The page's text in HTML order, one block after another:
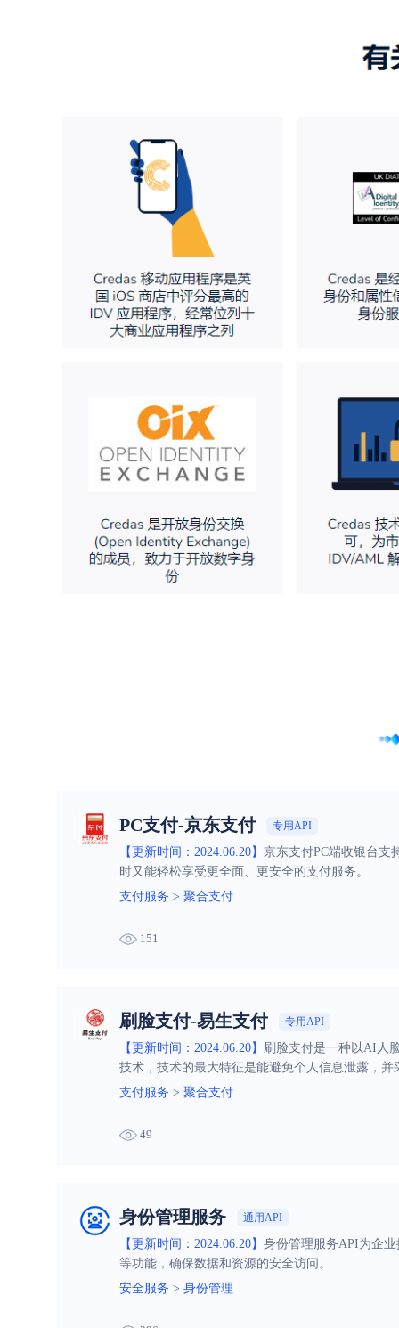
PC支付-京东支付 专用API
【更新时间：2024.06.20】 京东支付PC端收银台支
时又能轻松享受更全面、更安全的支付服务。
支付服务 > 聚合支付
151
刷脸支付-易生支付 专用API
【更新时间：2024.06.20】 刷脸支付是一种以AI人
技术，技术的最大特征是能避免个人信息泄露，
支付服务 > 聚合支付
49
身份管理服务 通用API
【更新时间：2024.06.20】 身份管理服务API为企
等功能，确保数据和资源的安全访问。
安全服务 > 身份管理